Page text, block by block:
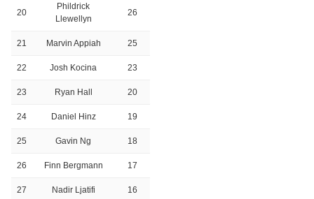
20
Phildrick
Llewellyn
26
21 Marvin Appiah 25
22 Josh Kocina 23
23 Ryan Hall 20
24 Daniel Hinz 19
25 Gavin Ng 18
26 Finn Bergmann 17
27 Nadir Ljatifi 16